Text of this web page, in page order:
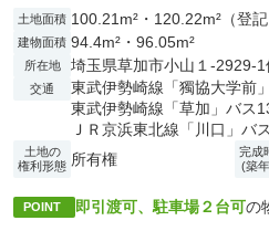
土地面積 100.21m²・120.22m²（登記
建物面積 94.4m²・96.05m²
所在地 埼玉県草加市小山１-2929-1
交通
東武伊勢崎線「獨協大学前
東武伊勢崎線「草加」バス
ＪＲ京浜東北線「川口」バ
土地の
権利形態 所有権
完成
(築
POINT 即引渡可、駐車場２台可の